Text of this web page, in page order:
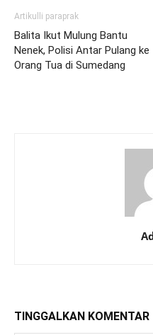
Artikulli paraprak
Balita Ikut Mulung Bantu
Nenek, Polisi Antar Pulang ke
Orang Tua di Sumedang
TINGGALKAN KOMENTAR